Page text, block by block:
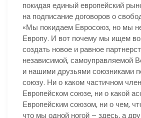
покидая единый европейский
на подписание договоров о
«Мы покидаем Евросоюз, но мы
Европу. И вот почему мы ищем
создать новое и равное
независимой, самоуправляемой
и нашими друзьями союзниками
союзу. Ни о каком частичном
Европейском союзе, ни о какой
Европейским союзом, ни о чем,
что мы одной ногой – здесь, а